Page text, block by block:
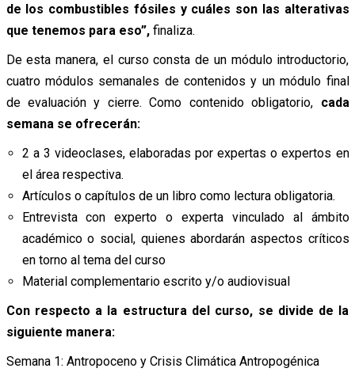
de los combustibles fósiles y cuáles son las alterativas
que tenemos para eso”,finaliza.
De esta manera, el curso consta de un módulo introductorio,
cuatro módulos semanales de contenidos y un módulo final
de evaluación y cierre. Como contenido obligatorio, cada
semana se ofrecerán:
2 a 3 videoclases, elaboradas por expertas o expertos en
el área respectiva.
Artículos o capítulos de un libro como lectura obligatoria.
Entrevista con experto o experta vinculado al ámbito
académico o social, quienes abordarán aspectos críticos
en torno al tema del curso
Material complementario escrito y/o audiovisual
Con respecto a la estructura del curso, se divide de la
siguiente manera:
Semana 1: Antropoceno y Crisis Climática Antropogénica